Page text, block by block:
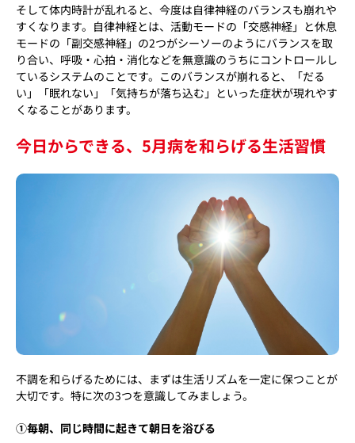
そして体内時計が乱れると、今度は自律神経のバランスも崩れや
すくなります。自律神経とは、活動モードの「交感神経」と休息
モードの「副交感神経」の2つがシーソーのようにバランスを取
り合い、呼吸・心拍・消化などを無意識のうちにコントロールし
ているシステムのことです。このバランスが崩れると、「だる
い」「眠れない」「気持ちが落ち込む」といった症状が現れやす
くなることがあります。
今日からできる、5月病を和らげる生活習慣
不調を和らげるためには、まずは生活リズムを一定に保つことが
大切です。特に次の3つを意識してみましょう。
①毎朝、同じ時間に起きて朝日を浴びる